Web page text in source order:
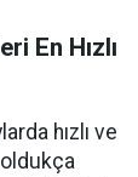
En Hızlı
hızlı ve